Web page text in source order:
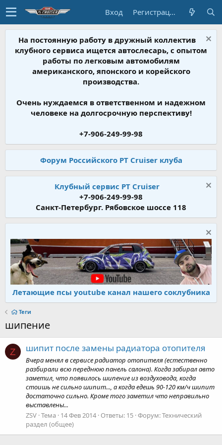
Вход Регистрация
На постоянную работу в дружный коллектив
клубного сервиса ищется автослесарь, с опытом
работы по легковым автомобилям
американского, японского и корейского
производства.
Очень нуждаемся в ответственном и надежном
человеке на долгосрочную перспективу!
+7-906-249-99-98
Форум Российского PT Cruiser клуба
Клубный сервис PT Cruiser
+7-906-249-99-98
Санкт-Петербург. Рябовское шоссе 118
Летающие псы youtube канал нашего соклубника
Теги
шипение
Z шипит после замены радиатора отопителя
Вчера менял в сервисе радиатор отопителя (естественно
разбирали всю переднюю панель салона). Когда забирал авто
заметил, что появилось шипение из воздуховода, когда
стоишь не сильно шипит..., а когда едешь 90-120 км/ч шипит
достаточно сильно. Кроме того заметил что неправильно
выставлены...
ZSV Тема 14 Фев 2014 Ответы: 15 Форум:Технический
раздел (общее)